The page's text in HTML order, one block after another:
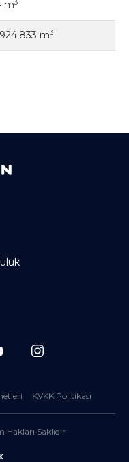
m3
m3
KVKK Politikası
Saklıdır